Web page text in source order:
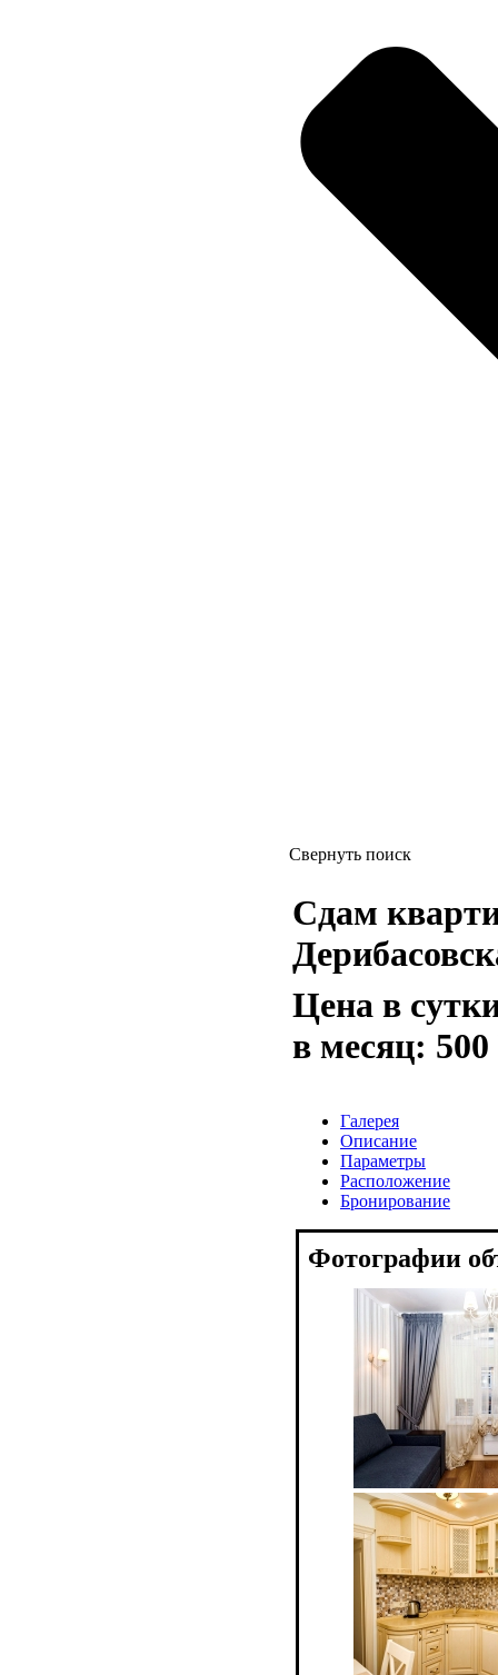
Свернуть поиск
Сдам
Цена в
в месяц:
Галерея
Описание
Параметры
Расположение
Бронирование
Фотографии